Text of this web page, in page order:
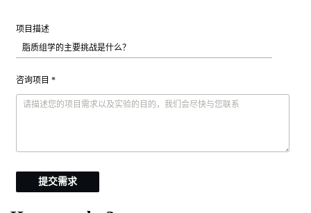
项目描述
咨询项目 *
提交需求